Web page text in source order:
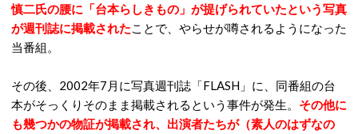
慎二氏の腰に「台本らしきもの」が提げられていたという写真
が週刊誌に掲載されたことで、やらせが噂されるようになった
当番組。
その後、2002年7月に写真週刊誌「FLASH」に、同番組の台
本がそっくりそのまま掲載されるという事件が発生。 その他に
も幾つかの物証が掲載され、出演者たちが（素人のはずなの